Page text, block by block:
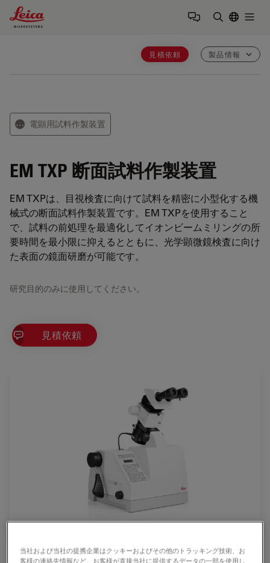
Leica Microsystems Logo
見積依頼 製品情報
⋯ 電顕用試料作製装置
EM TXP 断面試料作製装置
EM TXPは、目視検査に向けて試料を精密に小型化する機
械式の断面試料作製装置です。EM TXPを使用すること
で、試料の前処理を最適化してイオンビームミリングの所
要時間を最小限に抑えるとともに、光学顕微鏡検査に向け
た表面の鏡面研磨が可能です。
研究目的のみに使用してください。
見積依頼
当社および当社の提携企業はクッキーおよびその他のトラッキング技術、お
客様の連絡先情報など、お客様が直接当社に提供するデータの一部を使用し